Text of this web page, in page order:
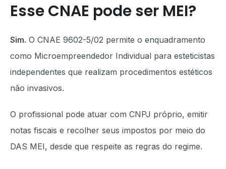
Esse CNAE pode ser MEI?
Sim. O CNAE 9602-5/02 permite o enquadramento
como Microempreendedor Individual para esteticistas
independentes que realizam procedimentos estéticos
não invasivos.
O profissional pode atuar com CNPJ próprio, emitir
notas fiscais e recolher seus impostos por meio do
DAS MEI, desde que respeite as regras do regime.